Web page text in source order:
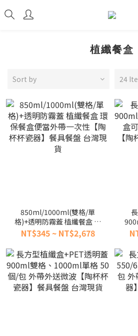
植纖餐盒
Sort by 24
850ml/1000ml(雙格/單
格)+透明防霧蓋 植纖餐盒 環
保餐盒便當外帶一次性【陶
杯杯瓷器】餐具餐盤 台灣現
貨
NT$345 ~ NT$2,678
900ml 50個/包
當
【